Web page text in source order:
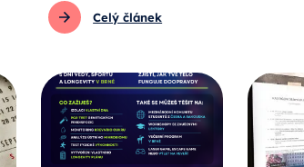
Celý článek